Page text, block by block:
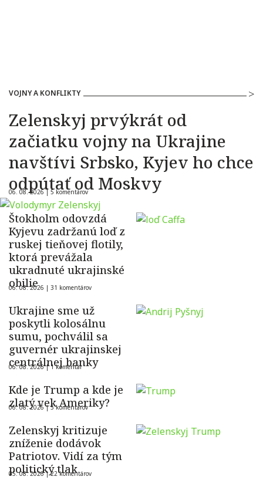
VOJNY A KONFLIKTY
Zelenskyj prvýkrát od
začiatku vojny na Ukrajine
navštívi Srbsko, Kyjev ho chce
odpútať od Moskvy
06. 08. 2026 | 5 komentárov
Štokholm odovzdá
Kyjevu zadržanú loď z
ruskej tieňovej flotily,
ktorá prevážala
ukradnuté ukrajinské
obilie
06. 08. 2026 | 31 komentárov
Ukrajine sme už
poskytli kolosálnu
sumu, pochválil sa
guvernér ukrajinskej
centrálnej banky
06. 08. 2026 |1 komentár
Kde je Trump a kde je
zlatý vek Ameriky?
06. 08. 2026 |5 komentárov
Zelenskyj kritizuje
zníženie dodávok
Patriotov. Vidí za tým
politický tlak
05. 08. 2026 |22 komentárov